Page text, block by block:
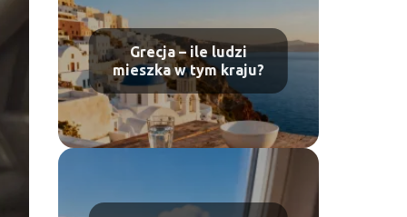
Grecja – ile ludzi
mieszka w tym kraju?